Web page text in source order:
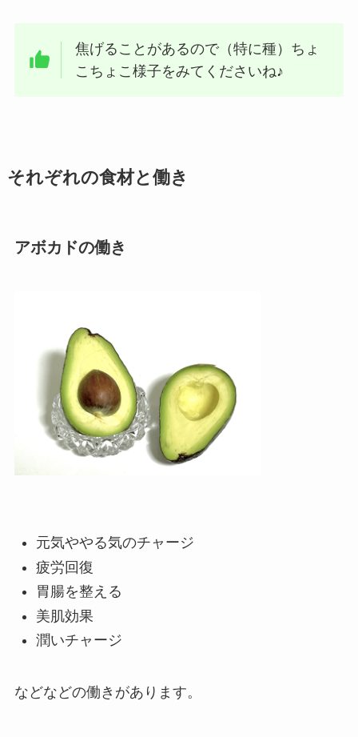
焦げることがあるので（特に種）ちょ
こちょこ様子をみてくださいね♪
それぞれの食材と働き
アボカドの働き
元気ややる気のチャージ
疲労回復
胃腸を整える
美肌効果
潤いチャージ
などなどの働きがあります。